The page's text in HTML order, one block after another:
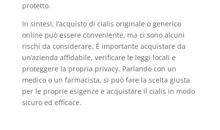
protetto.
In sintesi, l’acquisto di cialis originale o generico
online può essere conveniente, ma ci sono alcuni
rischi da considerare. È importante acquistare da
un’azienda affidabile, verificare le leggi locali e
proteggere la propria privacy. Parlando con un
medico o un farmacista, si può fare la scelta giusta
per le proprie esigenze e acquistare il cialis in modo
sicuro ed efficace.